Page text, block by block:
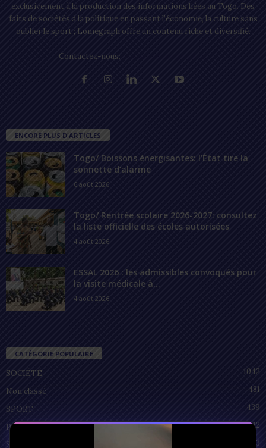
exclusivement à la production des informations liées au Togo. Des
faits de sociétés à la politique en passant l’économie, la culture sans
oublier le sport ; Lomegraph offre un contenu riche et diversifié.
Contactez-nous:
ENCORE PLUS D'ARTICLES
Togo/ Boissons énergisantes: l’État tire la
sonnette d’alarme
6 août 2026
Togo/ Rentrée scolaire 2026-2027: consultez
la liste officielle des écoles autorisées
4 août 2026
ESSAL 2026 : les admissibles convoqués pour
la visite médicale à...
4 août 2026
CATÉGORIE POPULAIRE
SOCIÉTÉ
1042
Non classé
481
SPORT
439
POLITIQUE
212
SANTÉ
93